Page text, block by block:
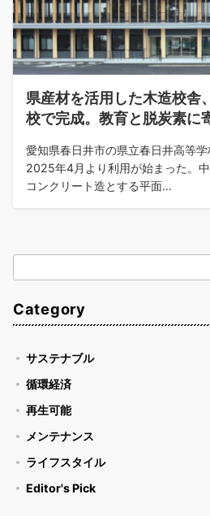
県産材を活用した木造校舎
校で完成。教育と脱炭素に
愛知県春日井市の県立春日井高等学
2025年4月より利用が始まった。
コンクリート造とする平面…
索
Category
サステナブル
循環経済
再生可能
メンテナンス
ライフスタイル
Editor's Pick